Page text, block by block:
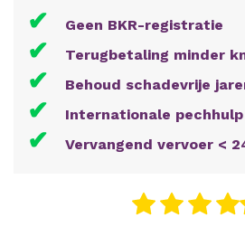
✔ Geen BKR-registratie
✔ Terugbetaling minder
✔ Behoud schadevrije
✔ Internationale pechhulp
✔ Vervangend vervoer <